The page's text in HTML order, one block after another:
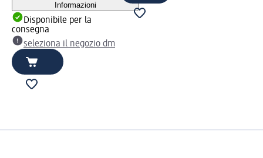
Informazioni
Disponibile per la
consegna
seleziona il negozio dm